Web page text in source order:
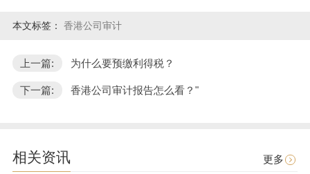
本文标签： 香港公司审计
上一篇: 为什么要预缴利得税？
下一篇: 香港公司审计报告怎么看？"
相关资讯 更多